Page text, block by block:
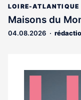
LOIRE-ATLANTIQUE
Maisons du
04.08.2026
Notre